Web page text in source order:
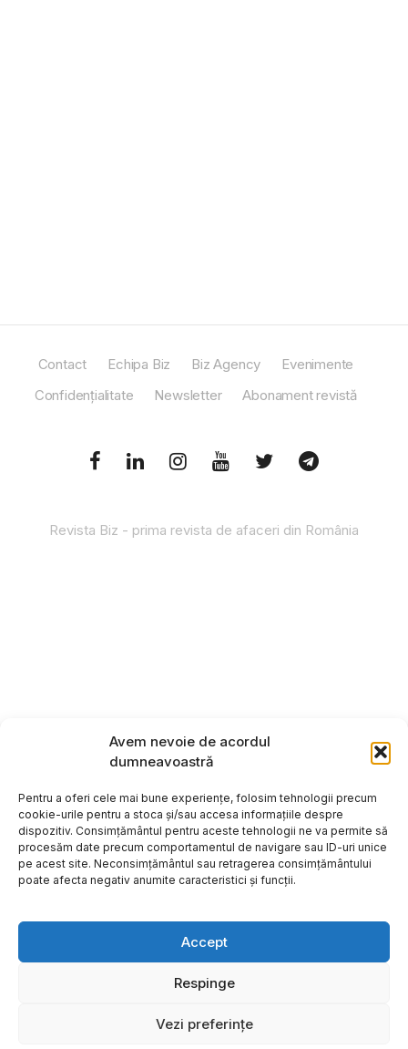
Avem nevoie de acordul
dumneavoastră
Pentru a oferi cele mai bune experiențe, folosim tehnologii precum
cookie-urile pentru a stoca și/sau accesa informațiile despre
dispozitiv. Consimțământul pentru aceste tehnologii ne va permite să
procesăm date precum comportamentul de navigare sau ID-uri unice
pe acest site. Neconsimțământul sau retragerea consimțământului
poate afecta negativ anumite caracteristici și funcții.
Accept
Respinge
Vezi preferințe
Contact Echipa Biz Biz Agency
Evenimente
Confidențialitate
Newsletter Abonament revistă
Revista Biz - prima revista de afaceri din România
Copyright ©2026